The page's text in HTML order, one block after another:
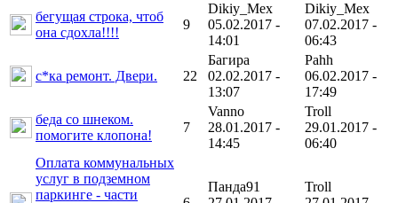
бегущая строка, чтоб
она сдохла!!!!
9
Dikiy_Mex
05.02.2017 -
14:01
Dikiy_Mex
07.02.2017 -
06:43
с*ка ремонт. Двери. 22
Багира
02.02.2017 -
13:07
Pahh
06.02.2017 -
17:49
беда со шнеком.
помогите клопона!
7
Vanno
28.01.2017 -
14:45
Troll
29.01.2017 -
06:40
Оплата коммунальных
услуг в подземном
паркинге - части
Панда91
Troll